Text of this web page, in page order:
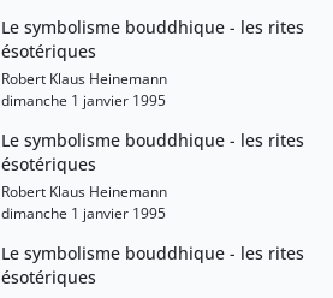
Le symbolisme bouddhique - les rites
ésotériques
Robert Klaus Heinemann
dimanche 1 janvier 1995
Le symbolisme bouddhique - les rites
ésotériques
Robert Klaus Heinemann
dimanche 1 janvier 1995
Le symbolisme bouddhique - les rites
ésotériques